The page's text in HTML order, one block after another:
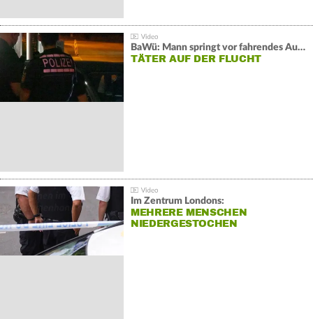
BaWü: Mann springt vor fahrendes Auto und schießt
TÄTER AUF DER FLUCHT
Im Zentrum Londons:
MEHRERE MENSCHEN
NIEDERGESTOCHEN